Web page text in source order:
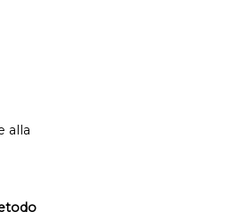
alla